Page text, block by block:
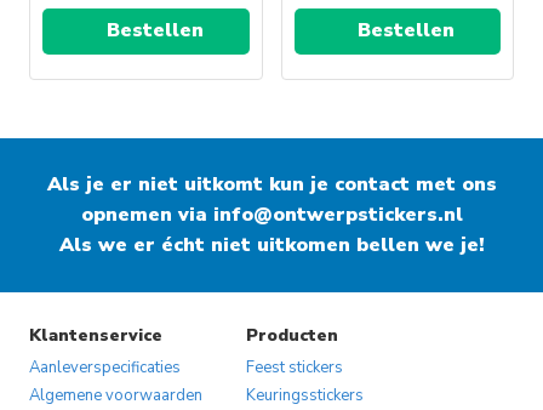
Bestellen Bestellen
Als je er niet uitkomt kun je contact met ons
opnemen via info@ontwerpstickers.nl
Als we er écht niet uitkomen bellen we je!
Klantenservice
Aanleverspecificaties
Algemene voorwaarden
Producten
Feest stickers
Keuringsstickers